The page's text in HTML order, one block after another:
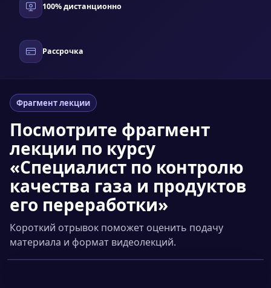
100% дистанционно
Рассрочка
Фрагмент лекции
Посмотрите фрагмент
лекции по курсу
«Специалист по контролю
качества газа и продуктов
его переработки»
Короткий отрывок поможет оценить подачу
материала и формат видеолекций.